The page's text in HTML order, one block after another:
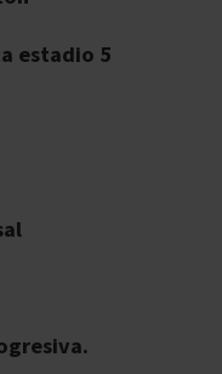
estadio 5